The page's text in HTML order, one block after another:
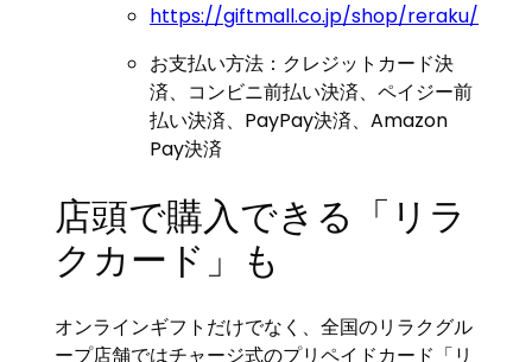
https://giftmall.co.jp/shop/reraku/
お支払い方法：クレジットカード決
済、コンビニ前払い決済、ペイジー前
払い決済、PayPay決済、Amazon
Pay決済
店頭で購入できる「リラ
クカード」も
オンラインギフトだけでなく、全国のリラクグル
ープ店舗ではチャージ式のプリペイドカード「リ